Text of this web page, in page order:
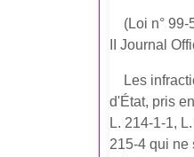
(Loi n°
II Journal
Les
d'État, pris
L. 214-1-1,
215-4 qui ne